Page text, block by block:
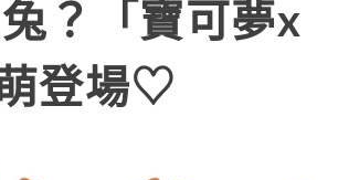
？「寶可夢x
登場♡